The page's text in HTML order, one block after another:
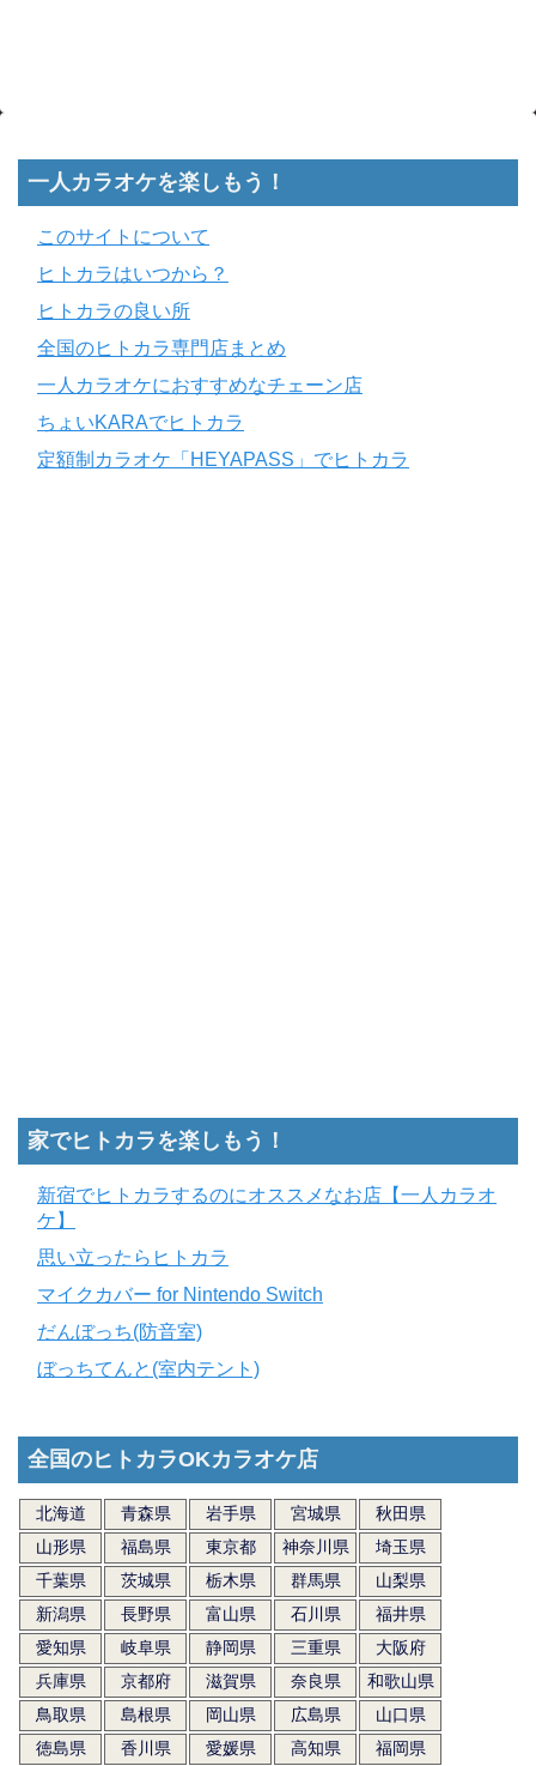
一人カラオケを楽しもう！
このサイトについて
ヒトカラはいつから？
ヒトカラの良い所
全国のヒトカラ専門店まとめ
一人カラオケにおすすめなチェーン店
ちょいKARAでヒトカラ
定額制カラオケ「HEYAPASS」でヒトカラ
家でヒトカラを楽しもう！
新宿でヒトカラするのにオススメなお店【一人カラオ
ケ】
思い立ったらヒトカラ
マイクカバー for Nintendo Switch
だんぼっち(防音室)
ぼっちてんと(室内テント)
全国のヒトカラOKカラオケ店
北海道 青森県 岩手県 宮城県
秋田県
山形県
福島県 東京都 神奈川県
埼玉県
千葉県
茨城県 栃木県 群馬県
山梨県
新潟県
長野県 富山県 石川県
福井県
愛知県
岐阜県 静岡県 三重県
大阪府
兵庫県
京都府 滋賀県 奈良県
和歌山県
鳥取県
島根県 岡山県 広島県
山口県
徳島県
香川県 愛媛県 高知県
福岡県